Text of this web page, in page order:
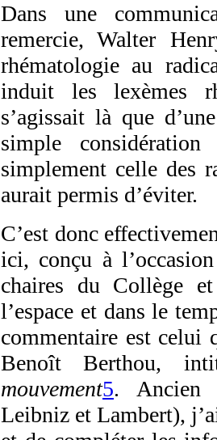
Dans une
remercie, Walter
rhématologie au
induit les lexèmes
s’agissait là que
simple
simplement celle des
aurait permis d’éviter.
C’est donc
ici, conçu à
chaires du Collège
l’espace et dans le
commentaire est celui
Benoît Berthou,
mouvement5.
Leibniz et Lambert),